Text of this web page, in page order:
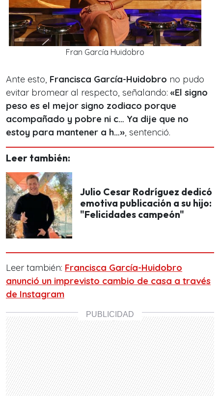
Fran García Huidobro
Ante esto, Francisca García-Huidobro no pudo
evitar bromear al respecto, señalando: «El signo
peso es el mejor signo zodiaco porque
acompañado y pobre ni c… Ya dije que no
estoy para mantener a h…», sentenció.
Leer también:
Julio Cesar Rodríguez dedicó
emotiva publicación a su hijo:
"Felicidades campeón"
Leer también: Francisca García-Huidobro
anunció un imprevisto cambio de casa a través
de Instagram